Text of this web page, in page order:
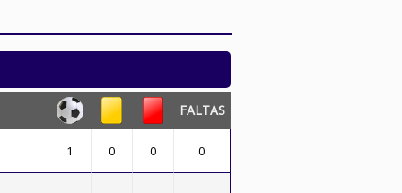
FALTAS
1 0 0 0